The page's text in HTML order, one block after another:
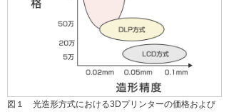
図１ 光造形方式における3Dプリンターの価格および